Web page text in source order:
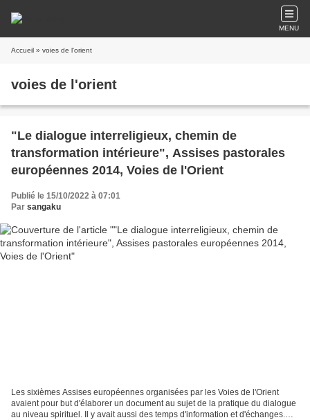
MENU
Accueil » voies de l'orient
voies de l'orient
"Le dialogue interreligieux, chemin de
transformation intérieure", Assises pastorales
européennes 2014, Voies de l'Orient
Publié le 15/10/2022 à 07:01
Par sangaku
Les sixièmes Assises européennes organisées par les Voies de l'Orient
avaient pour but d'élaborer un document au sujet de la pratique du dialogue
au niveau spirituel. Il y avait aussi des temps d'information et d'échanges.